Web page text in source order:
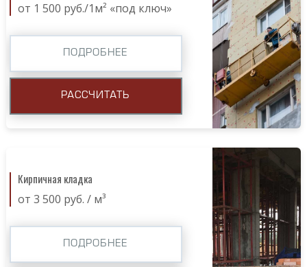
от 1 500 руб./1м² «под ключ»
ПОДРОБНЕЕ
РАССЧИТАТЬ
Кирпичная кладка
от 3 500 руб. / м³
ПОДРОБНЕЕ